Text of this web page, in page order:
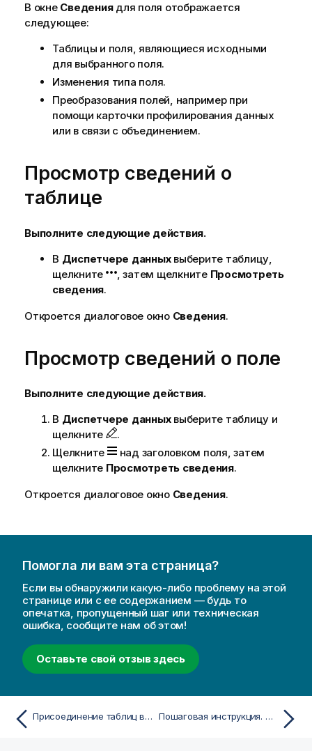
В окне Сведениядля поля отображается
следующее:
Таблицы и поля, являющиеся исходными
для выбранного поля.
Изменения типа поля.
Преобразования полей, например при
помощи карточки профилирования данных
или в связи с объединением.
Просмотр сведений о
таблице
Выполните следующие действия.
В Диспетчере данныхвыберите таблицу,
щелкните
, затем щелкните Просмотреть
сведения.
Откроется диалоговое окно Сведения.
Просмотр сведений о поле
Выполните следующие действия.
В Диспетчере данныхвыберите таблицу и
щелкните
.
Щелкните
над заголовком поля, затем
щелкните Просмотреть сведения.
Откроется диалоговое окно Сведения.
Помогла ли вам эта страница?
Если вы обнаружили какую-либо проблему на этой
странице или с ее содержанием — будь то
опечатка, пропущенный шаг или техническая
ошибка, сообщите нам об этом!
Оставьте свой отзыв здесь
Присоединение таблиц в Диспетчере данных Пошаговая инструкция. Объединение таблиц с помощью принудительного объединения